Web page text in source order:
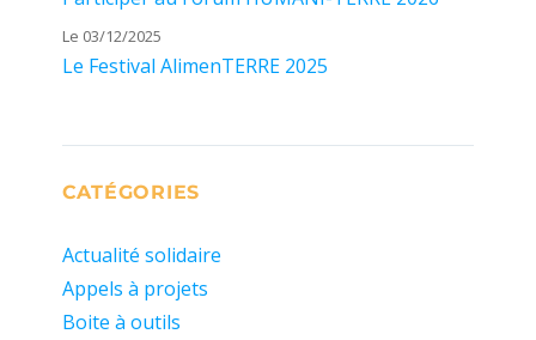
Le 03/12/2025
Le Festival AlimenTERRE 2025
CATÉGORIES
Actualité solidaire
Appels à projets
Boite à outils